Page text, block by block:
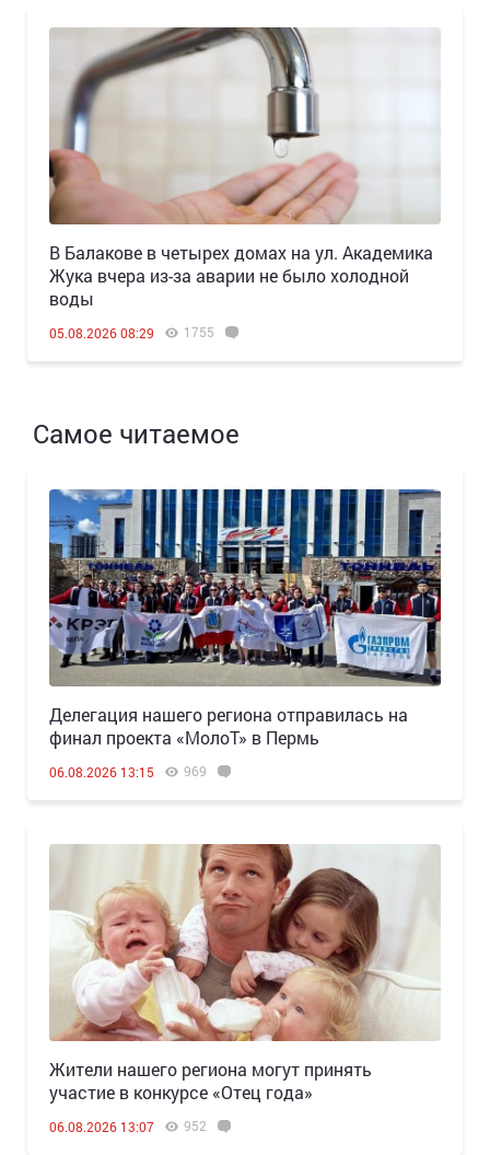
В Балакове в четырех домах на ул. Академика
Жука вчера из-за аварии не было холодной
воды
05.08.2026 08:29 1755
Самое читаемое
Делегация нашего региона отправилась на
финал проекта «МолоТ» в Пермь
06.08.2026 13:15 969
Жители нашего региона могут принять
участие в конкурсе «Отец года»
06.08.2026 13:07 952